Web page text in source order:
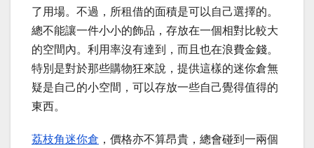
了用場。不過，所租借的面積是可以自己選擇的。
總不能讓一件小小的飾品，存放在一個相對比較大
的空間內。利用率沒有達到，而且也在浪費金錢。
特別是對於那些購物狂來說，提供這樣的迷你倉無
疑是自己的小空間，可以存放一些自己覺得值得的
東西。
荔枝角迷你倉 ，價格亦不算昂貴，總會碰到一兩個